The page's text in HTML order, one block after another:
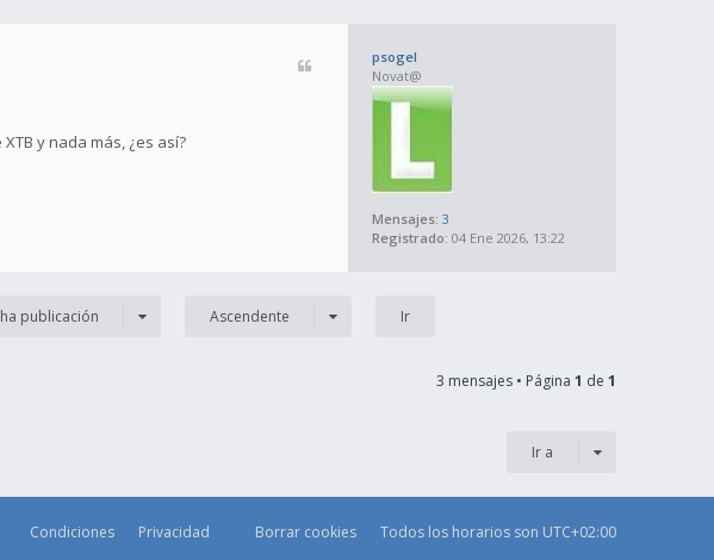
psogel
Novat@
Mensajes: 3
Registrado: 04 Ene 2026, 13:22
y nada más, ¿es así?
publicación Ascendente
3 mensajes • Página 1 de 1
Ir a
Todos los horarios son UTC+02:00
Borrar cookies
Privacidad
Condiciones